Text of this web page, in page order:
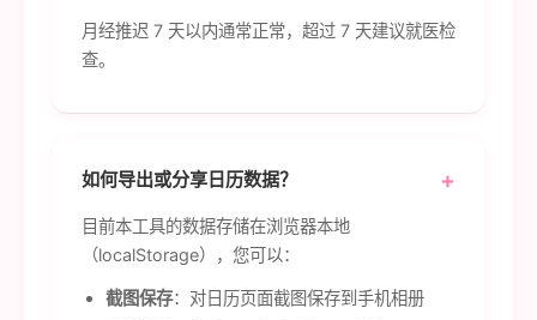
月经推迟 7 天以内通常正常，超过 7 天建议就医检
查。
如何导出或分享日历数据？
目前本工具的数据存储在浏览器本地
（localStorage），您可以：
截图保存：对日历页面截图保存到手机相册